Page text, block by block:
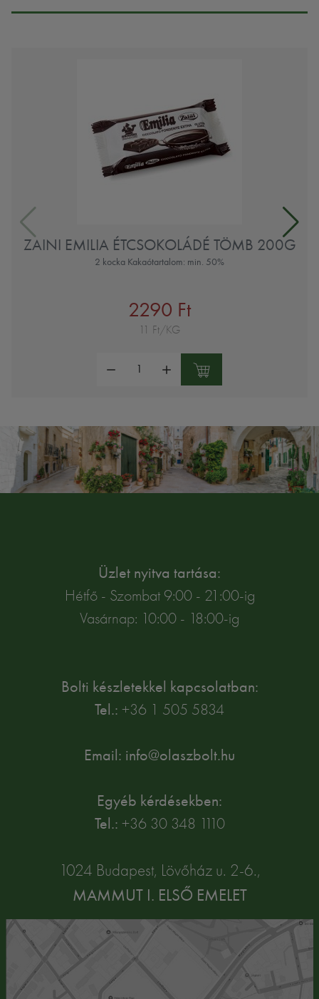
ZAINI EMILIA ÉTCSOKOLÁDÉ TÖMB 200G
2 kocka Kakaótartalom: min. 50%
2290 Ft
11 Ft/KG
Üzlet nyitva tartása:
Hétfő - Szombat 9:00 - 21:00-ig
Vasárnap: 10:00 - 18:00-ig
Bolti készletekkel kapcsolatban:
Tel.: +36 1 505 5834
Email: info@olaszbolt.hu
Egyéb kérdésekben:
Tel.: +36 30 348 1110
1024 Budapest, Lövőház u. 2-6.,
MAMMUT I. ELSŐ EMELET